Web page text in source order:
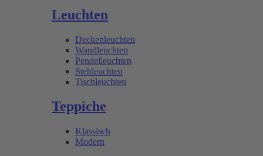
Leuchten
Deckenleuchten
Wandleuchten
Pendelleuchten
Stehleuchten
Tischleuchten
Teppiche
Klassisch
Modern